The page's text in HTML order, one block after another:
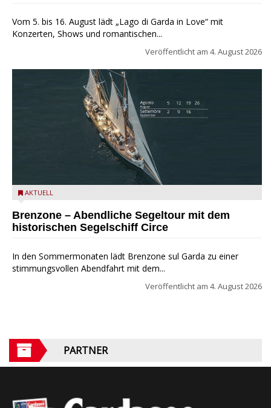
Vom 5. bis 16. August lädt „Lago di Garda in Love“ mit
Konzerten, Shows und romantischen...
Veröffentlicht am 4. August 2026
Mit dem historischen Segelschiff Circe auf dem Gardasee.
AKTUELL
Brenzone – Abendliche Segeltour mit dem
historischen Segelschiff Circe
In den Sommermonaten lädt Brenzone sul Garda zu einer
stimmungsvollen Abendfahrt mit dem...
Veröffentlicht am 4. August 2026
PARTNER